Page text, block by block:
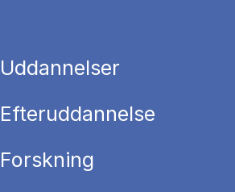
Uddannelser
Efteruddannelse
Forskning